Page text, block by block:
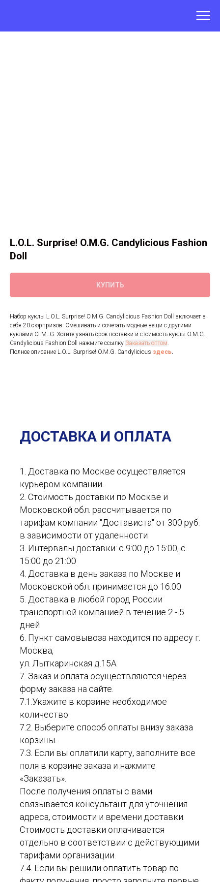
L.O.L. Surprise! O.M.G. Candylicious Fashion
Doll
КУПИТЬ
Набор куклы L.O.L. Surprise! O.M.G. Candylicious Fashion Doll включает в
себя 20 сюрпризов. Смешивать и сочетать модные вещи с другими
куклами O. M. G. Хотите узнать срок поставки и стоимость куклы O.M.G.
Candylicious Fashion Doll нажмите ссылку Заказать оптом.
Полное описание L.O.L. Surprise! O.M.G. Candylicious здесь.
ДОСТАВКА И ОПЛАТА
1. Доставка по Москве осуществляется
курьером компании.
2. Стоимость доставки по Москве и
Московской обл. рассчитывается по
тарифам компании "Достависта" от 300 руб.
в зависимости от удаленности
3. Интервалы доставки: с 9:00 до 15:00, с
15:00 до 21:00
4. Доставка в день заказа по Москве и
Московской обл. принимается до 16:00
5. Доставка в любой город России
транспортной компанией в течение 2 - 5
дней
6. Пункт самовывоза находится по адресу г.
Москва,
ул. Лыткаринская д.15А
7. Заказ и оплата осуществляются через
форму заказа на сайте.
7.1.Укажите в корзине необходимое
количество
7.2. Выберите способ оплаты внизу заказа
корзины.
7.3. Если вы оплатили карту, заполните все
поля в корзине заказа и нажмите
«Заказать».
После получения оплаты с вами
связывается консультант для уточнения
адреса, стоимости и времени доставки.
Стоимость доставки оплачивается
отдельно в соответствии с действующими
тарифами организации.
7.4. Если вы решили оплатить товар по